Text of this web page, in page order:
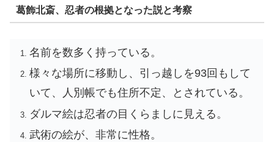
葛飾北斎、忍者の根拠となった説と考察
名前を数多く持っている。
様々な場所に移動し、引っ越しを93回もして
いて、人別帳でも住所不定、とされている。
ダルマ絵は忍者の目くらましに見える。
武術の絵が、非常に性格。